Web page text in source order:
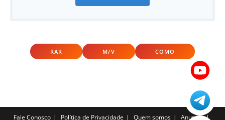
RAR M/V COMO
Fale Conosco Política de Privacidade Quem somos Anuncie